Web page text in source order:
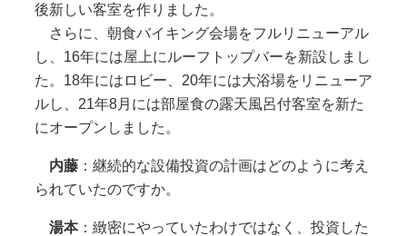
後新しい客室を作りました。
さらに、朝食バイキング会場をフルリニューアル
し、16年には屋上にルーフトップバーを新設しまし
た。18年にはロビー、20年には大浴場をリニューア
ルし、21年8月には部屋食の露天風呂付客室を新た
にオープンしました。
内藤：継続的な設備投資の計画はどのように考え
られていたのですか。
湯本：緻密にやっていたわけではなく、投資した